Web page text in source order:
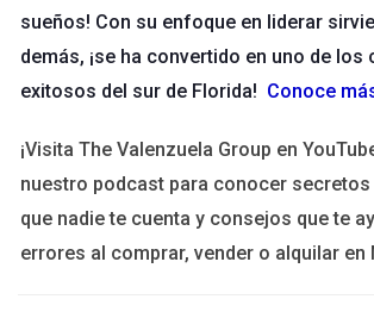
Casos de Éxito
Para ilustrar cómo las propiedades frente al
una gran inversión, aquí te presentamos tres
inspiradores:
1. La Familia Martínez: Un Refugio
La familia Martínez decidió comprar una
sueños! Con su enfoque en liderar
demás, ¡se ha convertido en uno de
exitosos del sur de Florida! Conoce
¡Visita The Valenzuela Group en
nuestro podcast para conocer
que nadie te cuenta y consejos que te
errores al comprar, vender o alquilar en